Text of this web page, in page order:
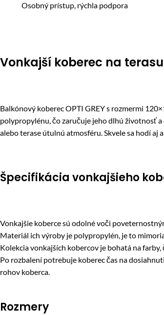
Osobný prístup, rýchla podpora
Vonkajší koberec na
Balkónový koberec OPTI GREY s rozmermi
polypropylénu, čo zaručuje jeho dlhú životnosť
alebo terase útulnú atmosféru. Skvele sa hodí
Špecifikácia vonkajšieho
Vonkajšie koberce sú odolné voči
Materiál ich výroby je polypropylén, je to
Kolekcia vonkajších kobercov je bohatá na
Po rozbalení potrebuje koberec čas na
rohov koberca.
Rozmery